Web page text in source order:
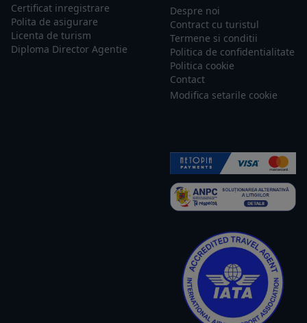
Certificat inregistrare
Polita de asigurare
Licenta de turism
Diploma Director Agentie
Despre noi
Contract cu turistul
Termene si conditii
Politica de confidentialitate
Politica cookie
Contact
Modifica setarile cookie